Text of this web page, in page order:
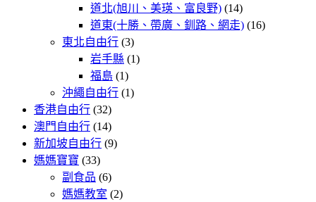
道北(旭川、美瑛、富良野) (14)
道東(十勝、帶廣、釧路、網走) (16)
東北自由行 (3)
岩手縣 (1)
福島 (1)
沖繩自由行 (1)
香港自由行 (32)
澳門自由行 (14)
新加坡自由行 (9)
媽媽寶寶 (33)
副食品 (6)
媽媽教室 (2)